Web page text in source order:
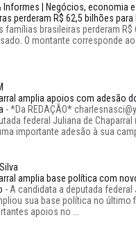
Informes | Negócios, economia e
perderam R$ 62,5 bilhões
famílias brasileiras perderam R$
O montante corresponde
amplia apoios com adesão
-*Da REDAÇÃO*
federal Juliana de Chaparral
importante adesão à sua
amplia base política com
- A candidata a deputada federal
sua base política no último
apoios no ...